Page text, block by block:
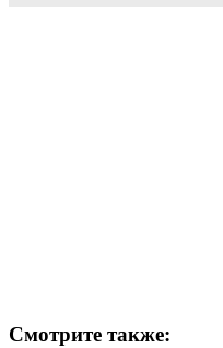
Смотрите также: